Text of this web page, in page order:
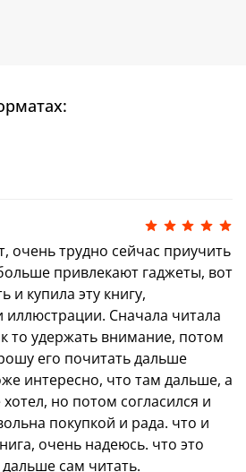
пробуя разные занятия и
но порой у них
очень трудно сейчас приучить
привлекают гаджеты, вот
купила эту книгу,
Сначала читала
то удержать внимание, потом
его почитать дальше
интересно, что там дальше, а
но потом согласился и
покупкой и рада. что и
очень надеюсь. что это
сам читать.